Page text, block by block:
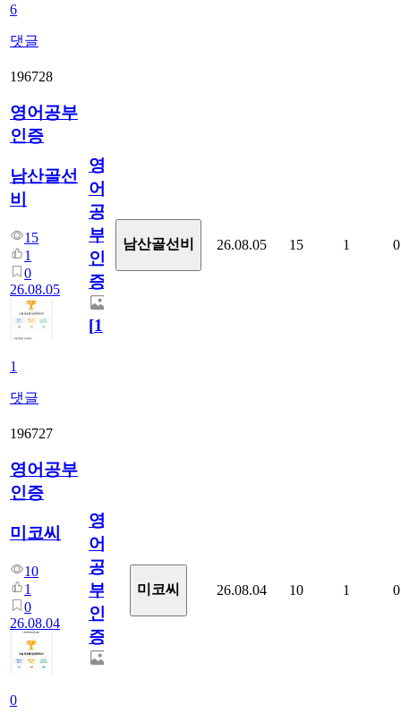
6
댓글
196728
영어공부
인증
남산골선
비
15
1
0
26.08.05
1
댓글
영
어
공
부
인
증
[1]
남산골선비 26.08.05 15 1 0
196727
영어공부
인증
미코씨
10
1
0
26.08.04
0
영
어
공
부
인
증
미코씨 26.08.04 10 1 0